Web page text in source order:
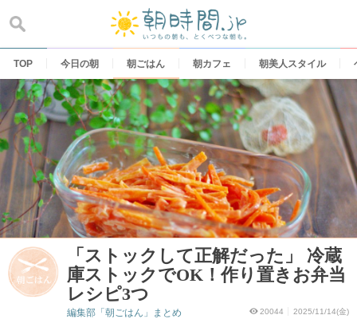
content
TOP 今日の朝 朝ごはん 朝カフェ 朝美人スタイル
「ストックして正解だった」 冷蔵
庫ストックでOK！作り置きお弁当
レシピ3つ
20044 2025/11/14(金)
編集部「朝ごはん」まとめ